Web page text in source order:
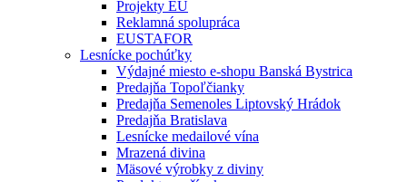
Projekty EU
Reklamná spolupráca
EUSTAFOR
Lesnícke pochúťky
Výdajné miesto e-shopu Banská Bystrica
Predajňa Topoľčianky
Predajňa Semenoles Liptovský Hrádok
Predajňa Bratislava
Lesnícke medailové vína
Mrazená divina
Mäsové výrobky z diviny